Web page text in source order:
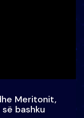
Meritonit,
bashku